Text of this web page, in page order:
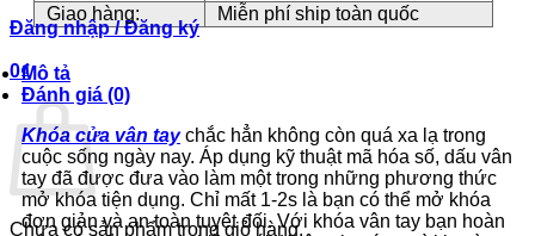
Đăng nhập / Đăng ký
0₫
Chưa có sản phẩm trong giỏ hàng.
Giao hàng:
Miễn phí ship toàn quốc
Mô tả
Đánh giá (0)
Khóa cửa vân taychắc hẳn không còn quá xa lạ trong
cuộc sống ngày nay. Áp dụng kỹ thuật mã hóa số, dấu vân
tay đã được đưa vào làm một trong những phương thức
mở khóa tiện dụng. Chỉ mất 1-2s là bạn có thể mở khóa
đơn giản và an toàn tuyệt đối. Với khóa vân tay bạn hoàn